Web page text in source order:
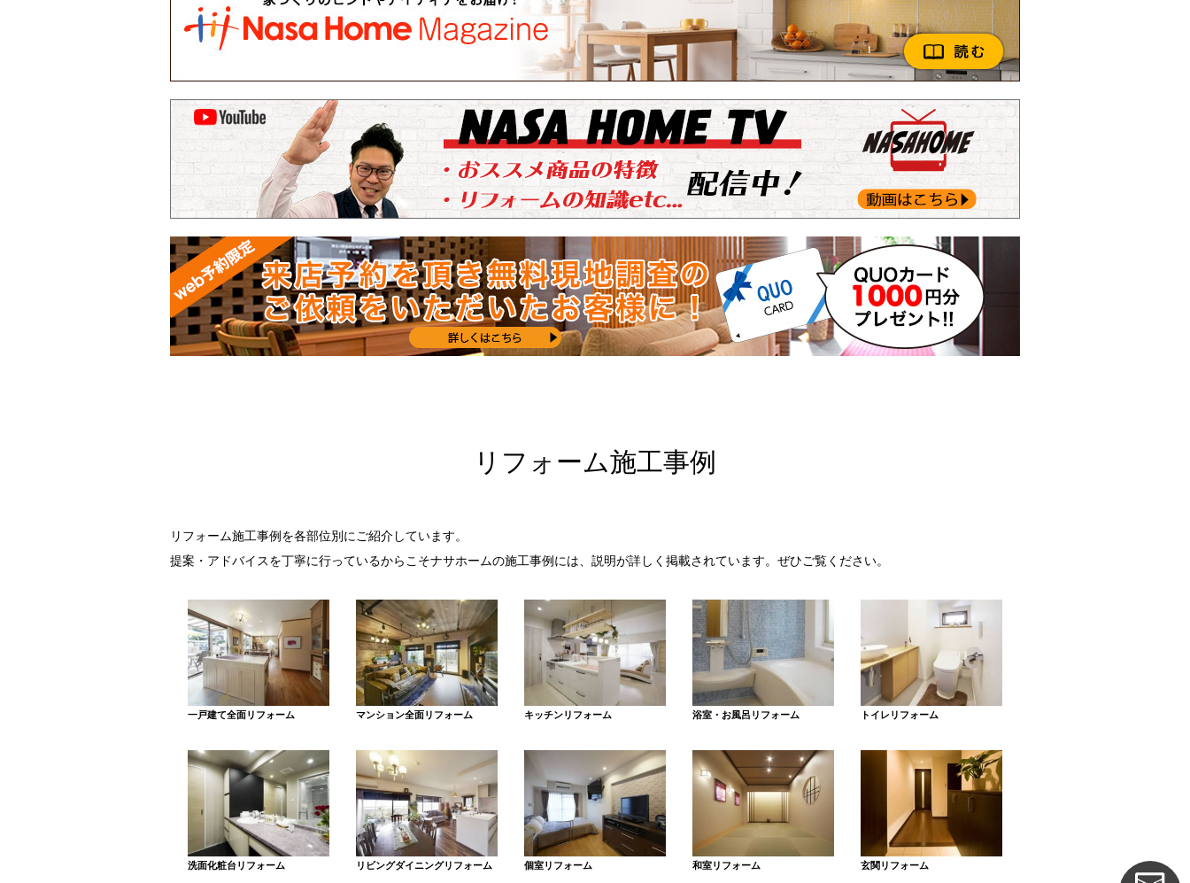
リフォーム施工事例
リフォーム施工事例を各部位別にご紹介しています。
提案・アドバイスを丁寧に行っているからこそナサホームの施工事例には、説明が詳しく掲載されています。ぜひご覧ください。
一戸建て全面リフォーム マンション全面リフォーム キッチンリフォーム 浴室・お風呂リフォーム トイレリフォーム
洗面化粧台リフォーム リビングダイニングリフォーム 個室リフォーム 和室リフォーム 玄関リフォーム